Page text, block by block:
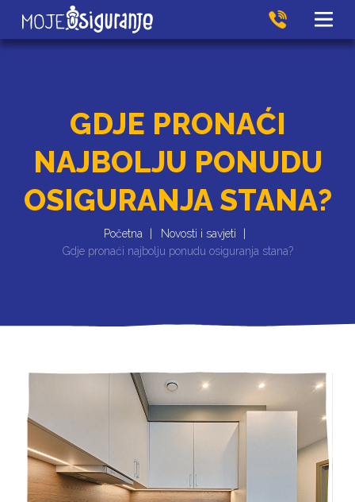
GDJE PRONAĆI
NAJBOLJU PONUDU
OSIGURANJA STANA?
Početna
Novosti i savjeti
Gdje pronaći najbolju ponudu osiguranja stana?